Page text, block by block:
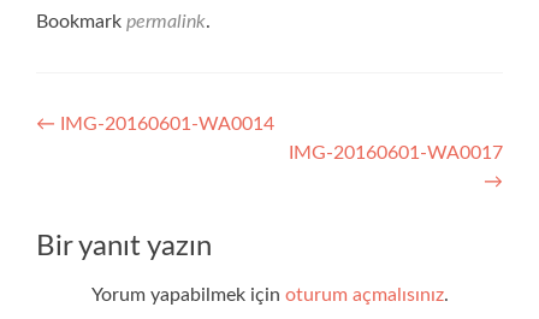
Bookmark permalink.
Yazı
← IMG-20160601-WA0014
IMG-20160601-WA0017
→
Bir yanıt yazın
Yorum yapabilmek için oturum açmalısınız.